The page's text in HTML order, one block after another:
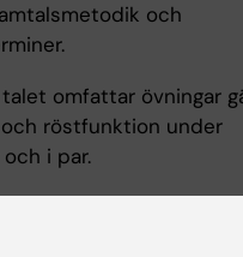
och
omfattar övningar
och röstfunktion under
i par.
logopedstudenter på